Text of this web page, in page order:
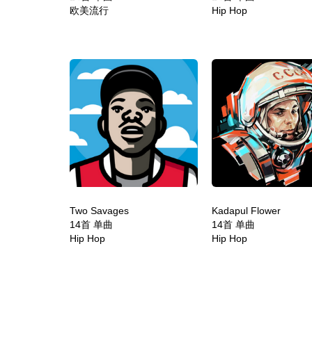
欧美流行
Hip Hop
Two Savages
14首 单曲
Hip Hop
Kadapul Flower
14首 单曲
Hip Hop